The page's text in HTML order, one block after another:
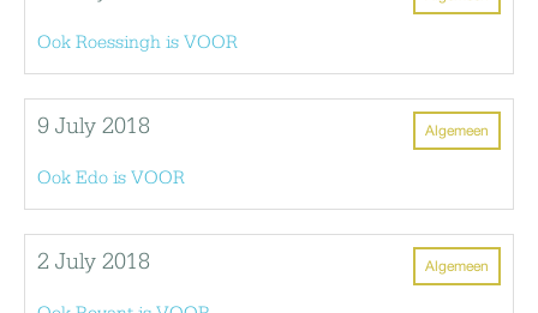
Ook Roessingh is VOOR
Algemeen
9 July 2018
Ook Edo is VOOR
Algemeen
2 July 2018